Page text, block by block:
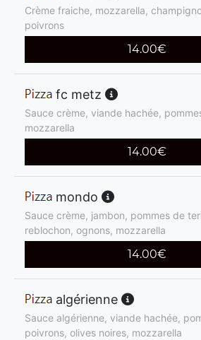
Crème fraiche, mozzarella,
poivrons
14.00€
fc metz
Sauce crème, viande hachée,
mozzarella
14.00€
mondo
Sauce crème, jambon, pommes de
reblochon, ognons, mozzarella
14.00€
algérienne
Sauce algérienne, viande hachée,
poivrons, olives noires, mozzarella